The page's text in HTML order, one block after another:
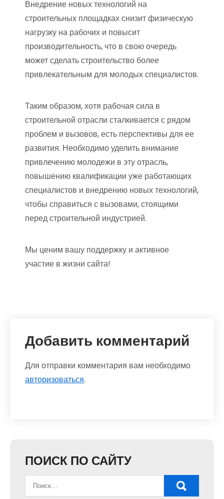
Внедрение новых технологий на
строительных площадках снизит физическую
нагрузку на рабочих и повысит
производительность, что в свою очередь
может сделать строительство более
привлекательным для молодых специалистов.
Таким образом, хотя рабочая сила в
строительной отрасли сталкивается с рядом
проблем и вызовов, есть перспективы для ее
развития. Необходимо уделить внимание
привлечению молодежи в эту отрасль,
повышению квалификации уже работающих
специалистов и внедрению новых технологий,
чтобы справиться с вызовами, стоящими
перед строительной индустрией.
Мы ценим вашу поддержку и активное
участие в жизни сайта!
Добавить комментарий
Для отправки комментария вам необходимо
авторизоваться.
ПОИСК ПО САЙТУ